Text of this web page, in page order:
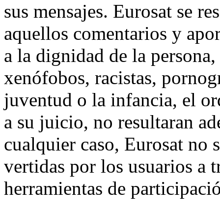
sus mensajes. Eurosat se
aquellos comentarios y
a la dignidad de la
xenófobos, racistas,
juventud o la infancia, el
a su juicio, no resultaran
cualquier caso, Eurosat no
vertidas por los usuarios a
herramientas de